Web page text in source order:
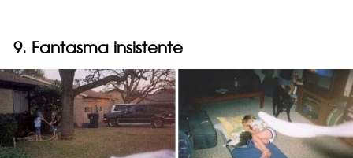
9. Fantasma insistente